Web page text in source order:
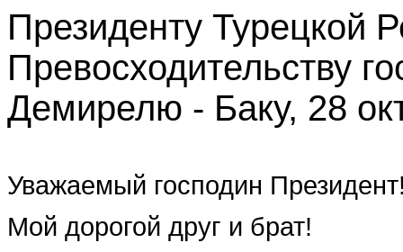
Президенту Турецкой
Превосходительству
Демирелю - Баку, 28
Уважаемый господин
Мой дорогой друг и брат!